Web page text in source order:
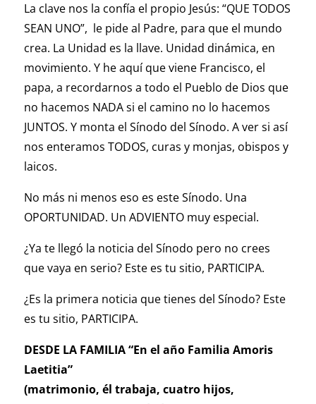
La clave nos la confía el propio Jesús: “QUE TODOS
SEAN UNO”, le pide al Padre, para que el mundo
crea. La Unidad es la llave. Unidad dinámica, en
movimiento. Y he aquí que viene Francisco, el
papa, a recordarnos a todo el Pueblo de Dios que
no hacemos NADA si el camino no lo hacemos
JUNTOS. Y monta el Sínodo del Sínodo. A ver si así
nos enteramos TODOS, curas y monjas, obispos y
laicos.
No más ni menos eso es este Sínodo. Una
OPORTUNIDAD. Un ADVIENTO muy especial.
¿Ya te llegó la noticia del Sínodo pero no crees
que vaya en serio? Este es tu sitio, PARTICIPA.
¿Es la primera noticia que tienes del Sínodo? Este
es tu sitio, PARTICIPA.
DESDE LA FAMILIA “En el año Familia Amoris
Laetitia”
(matrimonio, él trabaja, cuatro hijos,